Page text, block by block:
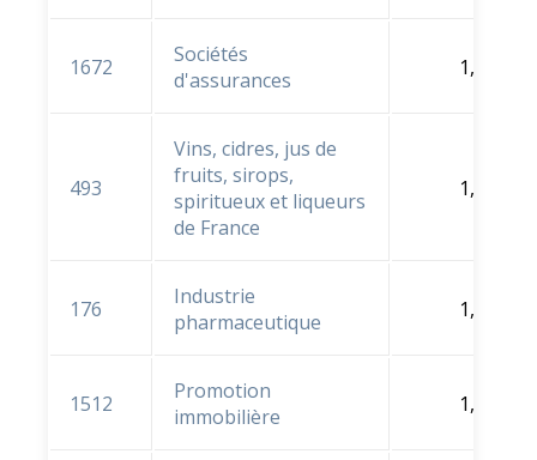
1672
Sociétés
d'assurances
1,6 %
493
Vins, cidres, jus de
fruits, sirops,
spiritueux et liqueurs
de France
1,6 %
176
Industrie
pharmaceutique
1,3 %
1512
Promotion
immobilière
1,2 %